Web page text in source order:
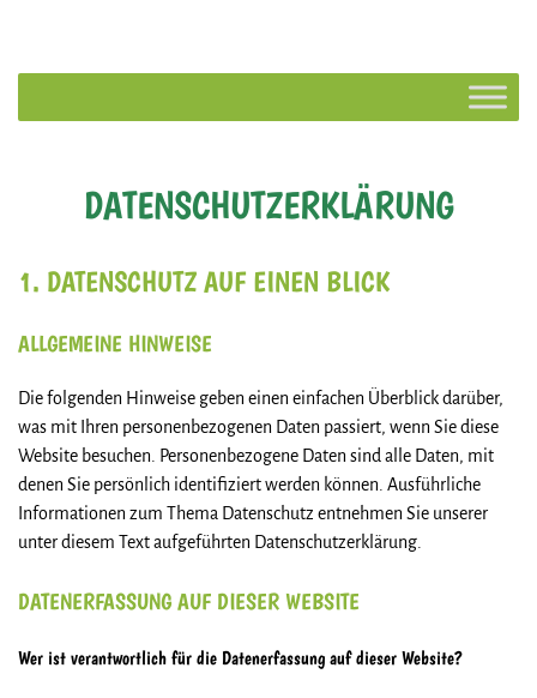
DATENSCHUTZ­ERKLÄRUNG
1. DATENSCHUTZ AUF EINEN BLICK
ALLGEMEINE HINWEISE
Die folgenden Hinweise geben einen einfachen Überblick darüber,
was mit Ihren personenbezogenen Daten passiert, wenn Sie diese
Website besuchen. Personenbezogene Daten sind alle Daten, mit
denen Sie persönlich identifiziert werden können. Ausführliche
Informationen zum Thema Datenschutz entnehmen Sie unserer
unter diesem Text aufgeführten Datenschutzerklärung.
DATENERFASSUNG AUF DIESER WEBSITE
Wer ist verantwortlich für die Datenerfassung auf dieser Website?